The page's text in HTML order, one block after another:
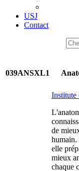
USJ
Contact
039ANSXL1
de
humain.
elle
mieux
chaque